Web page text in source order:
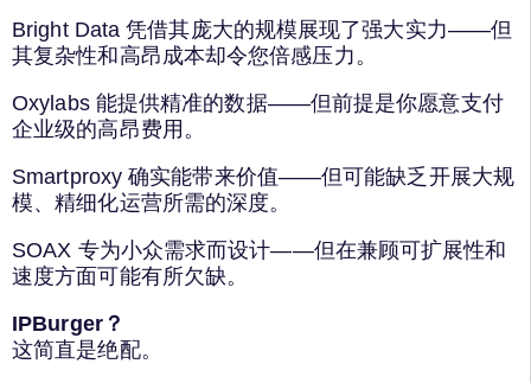
Bright Data 凭借其庞大的规模展现了强大实力——但
其复杂性和高昂成本却令您倍感压力。
Oxylabs 能提供精准的数据——但前提是你愿意支付
企业级的高昂费用。
Smartproxy 确实能带来价值——但可能缺乏开展大规
模、精细化运营所需的深度。
SOAX 专为小众需求而设计——但在兼顾可扩展性和
速度方面可能有所欠缺。
IPBurger？
这简直是绝配。